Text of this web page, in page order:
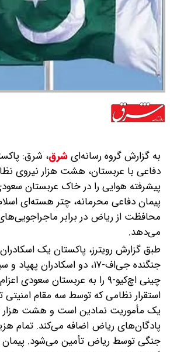
به گزارش گروه رسانه‌ایشرق، شرق:
دفاعی با عربستان، هشت هزار نیروی
پیشرفته هوایی را در خاک عربستان
پیمان دفاعی محرمانه، چتر هسته‌ای
محافظت از ریاض در برابر
می‌دهد.
جنگنده جی‌اف-۱۷، دو اسکادران
چینی اچ‌کیو-۹ را به عربستان
استقرار نظامی که توسط سه مقام امنیتی
یک مأموریت نمادین است و هشت هزار
پادگان‌های ریاض اضافه می‌کند. تمام
جنگی توسط ریاض تأمین می‌شود. پیمان